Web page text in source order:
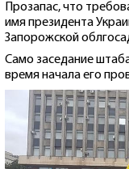
Прозапас, что
имя президента
Запорожской
Само заседание
время начала его